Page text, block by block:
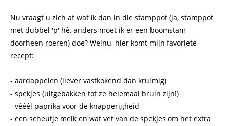
Nu vraagt u zich af wat ik dan in die stamppot (ja, stamppot
met dubbel 'p' hè, anders moet ik er een boomstam
doorheen roeren) doe? Welnu, hier komt mijn favoriete
recept:
- aardappelen (liever vastkokend dan kruimig)
- spekjes (uitgebakken tot ze helemaal bruin zijn!)
- vééél paprika voor de knapperigheid
- een scheutje melk en wat vet van de spekjes om het extra